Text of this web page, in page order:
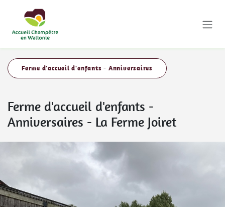
Ferme d'accueil d'enfants - Anniversaires
Ferme d'accueil d'enfants -
Anniversaires - La Ferme Joiret